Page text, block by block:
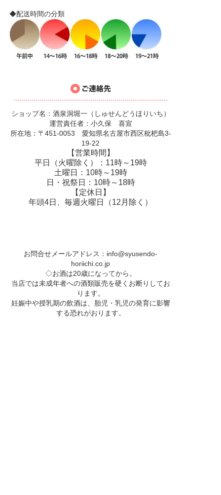
◆配送時間の分類
ショップ名：酒泉洞堀一（しゅせんどうほりいち）
運営責任者：小久保 喜宣
所在地：〒451-0053 愛知県名古屋市西区枇杷島3-
19-22
【営業時間】
平日（火曜除く）：11時～19時
土曜日：10時～19時
日・祝祭日：10時～18時
【定休日】
年頭4日、毎週火曜日（12月除く）
お問合せメールアドレス： info@syusendo-
horiichi.co.jp
◇お酒は20歳になってから。
当店では未成年者への酒類販売を硬くお断りしてお
ります。
妊娠中や授乳期の飲酒は、胎児・乳児の発育に影響
する恐れがおります。